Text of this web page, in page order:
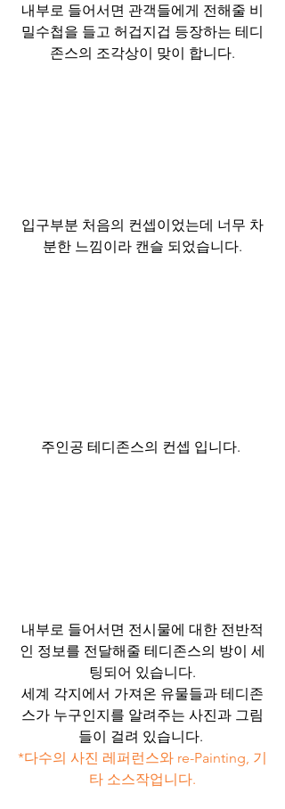
내부로 들어서면 관객들에게 전해줄 비
밀수첩을 들고 허겁지겁 등장하는 테디
존스의 조각상이 맞이 합니다.
입구부분 처음의 컨셉이었는데 너무 차
분한 느낌이라 캔슬 되었습니다.
주인공 테디존스의 컨셉 입니다.
내부로 들어서면 전시물에 대한 전반적
인 정보를 전달해줄 테디존스의 방이 세
팅되어 있습니다.
세계 각지에서 가져온 유물들과 테디존
스가 누구인지를 알려주는 사진과 그림
들이 걸려 있습니다.
*다수의 사진 레퍼런스와 re-Painting, 기
타 소스작업니다.